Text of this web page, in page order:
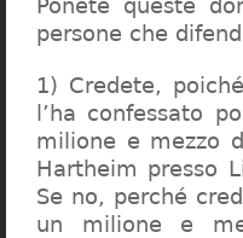
Ponete queste
persone che
1) Credete,
l’ha confessato
milione e mezzo
Hartheim presso
Se no, perché
un milione e